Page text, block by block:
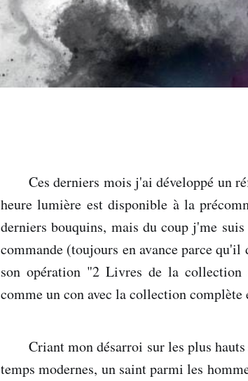
Ces derniers mois j'ai développé un
heure lumière est disponible à la
derniers bouquins, mais du coup j'me
commande (toujours en avance parce
son opération "2 Livres de la
comme un con avec la collection complète
Criant mon désarroi sur les plus
temps modernes, un saint parmi les